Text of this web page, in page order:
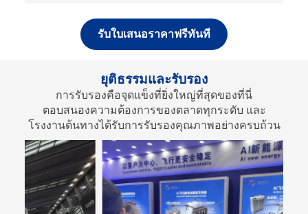
รับใบเสนอราคาฟรีทันที
ยุติธรรมและรับรอง
การรับรองคือจุดแข็งที่ยิ่งใหญ่ที่สุดของที่นี่
ตอบสนองความต้องการของตลาดทุกระดับ และ
โรงงานต้นทางได้รับการรับรองคุณภาพอย่างครบถ้วน